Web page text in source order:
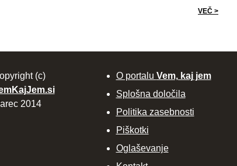
VEČ >
(c)
2014
O portalu Vem, kaj jem
Splošna določila
Politika zasebnosti
Piškotki
Oglaševanje